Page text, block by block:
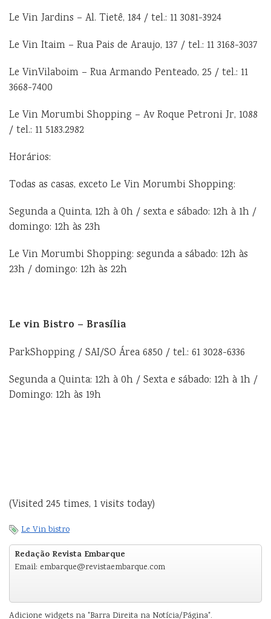
Le Vin Jardins – Al. Tietê, 184 / tel.: 11 3081-3924
Le Vin Itaim – Rua Pais de Araujo, 137 / tel.: 11 3168-3037
Le VinVilaboim – Rua Armando Penteado, 25 / tel.: 11
3668-7400
Le Vin Morumbi Shopping – Av Roque Petroni Jr, 1088
/ tel.: 11 5183.2982
Horários:
Todas as casas, exceto Le Vin Morumbi Shopping:
Segunda a Quinta, 12h à 0h / sexta e sábado: 12h à 1h /
domingo: 12h às 23h
Le Vin Morumbi Shopping: segunda a sábado: 12h às
23h / domingo: 12h às 22h
Le vin Bistro – Brasília
ParkShopping / SAI/SO Área 6850 / tel.: 61 3028-6336
Segunda a Quinta: 12h à 0h / Sexta e sábado: 12h à 1h /
Domingo: 12h às 19h
(Visited 245 times, 1 visits today)
Le Vin bistro
Redação Revista Embarque
Email: embarque@revistaembarque.com
Adicione widgets na "Barra Direita na Notícia/Página".